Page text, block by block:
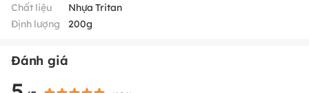
Chất liệu
Nhựa Tritan
Định lượng
200g
Đánh giá